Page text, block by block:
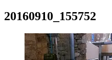
20160910_155752